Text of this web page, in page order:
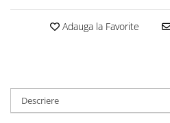
Adauga la Favorite
Descriere